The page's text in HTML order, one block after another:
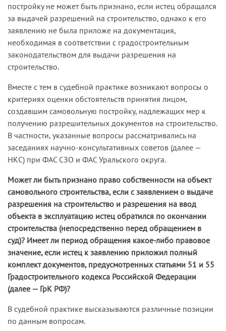
постройку не может быть признано, если истец обращался
за выдачей разре­шений на строительство, однако к его
заявлению не была приложе­ на документация,
необходимая в соответствии с градостроительным
законодательством для выдачи разрешения на
строительство.
Вместе с тем в судебной практике возникают вопросы о
критери­ях оценки обстоятельств принятия лицом,
создавшим самовольную постройку, надлежащих мер к
получению разрешительных докумен­тов на строительство.
В частности, указанные вопросы рассматрива­лись на
заседаниях научно­-консультативных советов (далее —
НКС) при ФАС СЗО и ФАС Уральского округа.
Может ли быть признано право собственности на объект
самовольного строительства, если с заявлением о выдаче
разрешения на строительство и разрешения на ввод
объекта в эксплуатацию истец обратился по окончании
строительства (непосредственно перед обращением в
суд)? Имеет ли период обращения какое-либо правовое
значение, если истец к заявлению приложил полный
комплект документов, предусмотренных статьями 51 и 55
Градостроительного кодекса Российской Федерации
(далее — ГрК РФ)?
В судебной практике высказываются различные позиции
по данным вопросам.